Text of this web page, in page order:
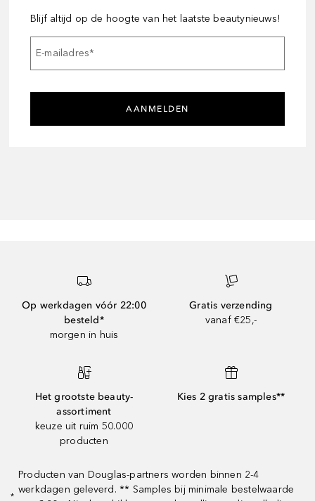
Blijf altijd op de hoogte van het laatste beautynieuws!
E-mailadres*
AANMELDEN
Op werkdagen vóór 22:00
besteld*
morgen in huis
Gratis verzending
vanaf €25,-
Het grootste beauty-
assortiment
keuze uit ruim 50.000
producten
Kies 2 gratis samples**
*
Producten van Douglas-partners worden binnen 2-4
werkdagen geleverd. ** Samples bij minimale bestelwaarde